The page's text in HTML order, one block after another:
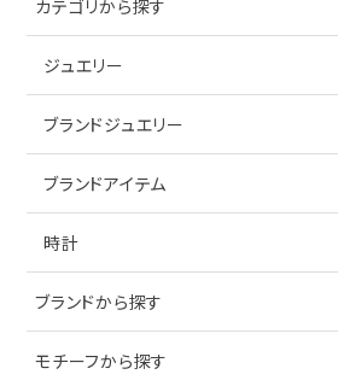
カテゴリから探す
ジュエリー
アイテムで探す
ブランドジュエリー
アイテムで探す
ブランドアイテム
アイテムで探す
時計
ブランドで探す
ブランドから探す
ティファニー
モチーフから探す